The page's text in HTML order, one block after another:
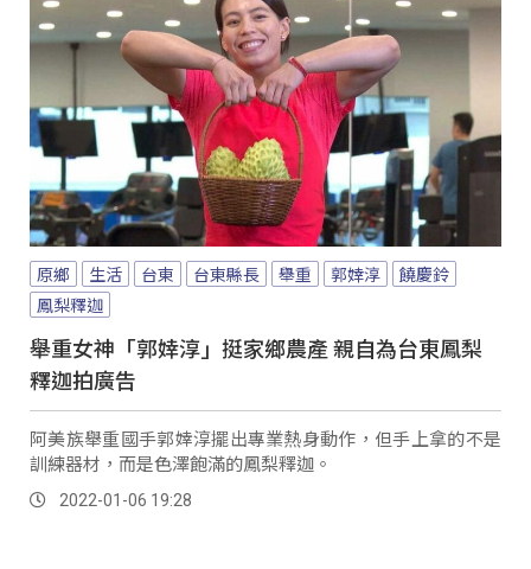
原鄉 生活 台東 台東縣長 舉重 郭婞淳
饒慶鈴
鳳梨釋迦
舉重女神「郭婞淳」挺家鄉農產 親自為台東鳳梨
釋迦拍廣告
阿美族舉重國手郭婞淳擺出專業熱身動作，但手上拿的不是
訓練器材，而是色澤飽滿的鳳梨釋迦。
2022-01-06 19:28